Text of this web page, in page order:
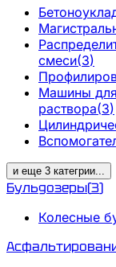
смеси(3)
Машины для
раствора(3)
и еще 3 категрии...
Бульдозеры(3)
Колесные